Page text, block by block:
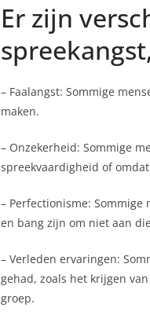
Er zijn
– Faalangst: Sommige
maken.
– Onzekerheid: Sommige
spreekvaardigheid of
– Perfectionisme:
en bang zijn om niet aan
– Verleden ervaringen:
gehad, zoals het krijgen
groep.